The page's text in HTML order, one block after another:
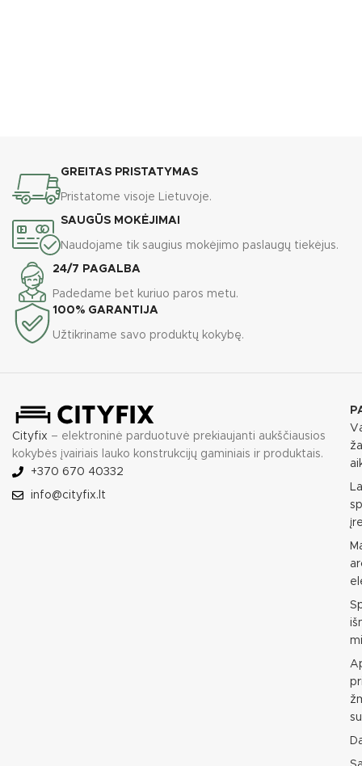
GREITAS PRISTATYMAS
Pristatome visoje Lietuvoje.
SAUGŪS MOKĖJIMAI
Naudojame tik saugius mokėjimo paslaugų tiekėjus.
24/7 PAGALBA
Padedame bet kuriuo paros metu.
100% GARANTIJA
Užtikriname savo produktų kokybę.
Cityfix – elektroninė parduotuvė prekiaujanti aukščiausios
kokybės įvairiais lauko konstrukcijų gaminiais ir produktais.
+370 670 40332
info@cityfix.lt